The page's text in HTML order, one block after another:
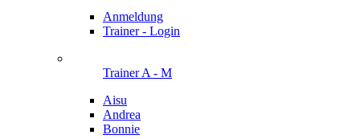
Anmeldung
Trainer - Login
Trainer A - M
Aisu
Andrea
Bonnie